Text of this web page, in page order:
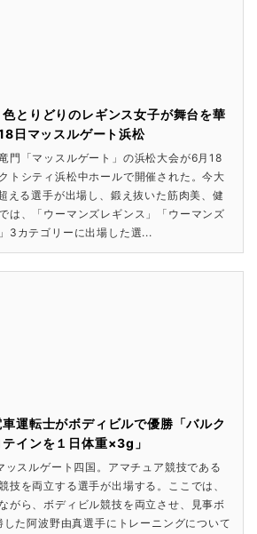
色とりどりのレギンス女子が舞台を華
日マッスルゲート浜松
門「マッスルゲート」の浜松大会が6月18
トシティ浜松中ホールで開催された。今大
える選手が出場し、鍛え抜いた筋肉美、健
は、「ウーマンズレギンス」「ウーマンズ
3カテゴリーに出場した選...
運転士がボディビルで優勝「バルク
インを１日体重×3g」
ッスルゲート四国。アマチュア競技である
技を両立する選手が出場する。ここでは、
がら、ボディビル競技を両立させ、見事ボ
た阿波野由真選手にトレーニングについて